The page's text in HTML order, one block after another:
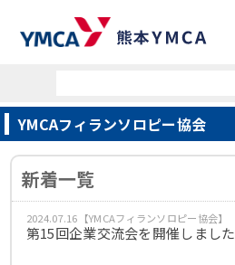
YMCAフィランソロピー協会
新着一覧
2024.07.16【YMCAフィランソロピー協会】
第15回企業交流会を開催しました